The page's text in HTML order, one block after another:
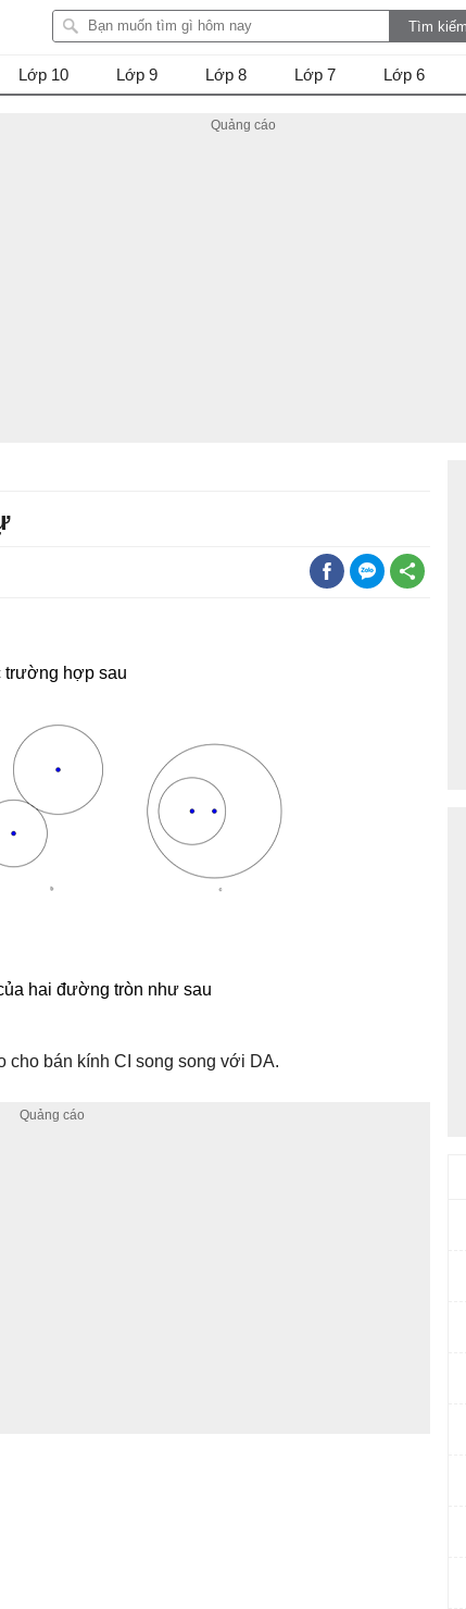
Lớp 10 Lớp 9 Lớp 8 Lớp 7 Lớp 6
trường hợp sau
hai đường tròn như sau
bán kính CI song song với DA.